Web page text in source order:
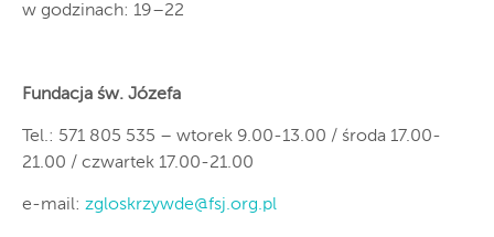
w godzinach: 19–22
Fundacja św. Józefa
Tel.: 571 805 535 – wtorek 9.00-13.00 / środa 17.00-
21.00 / czwartek 17.00-21.00
e-mail: zgloskrzywde@fsj.org.pl